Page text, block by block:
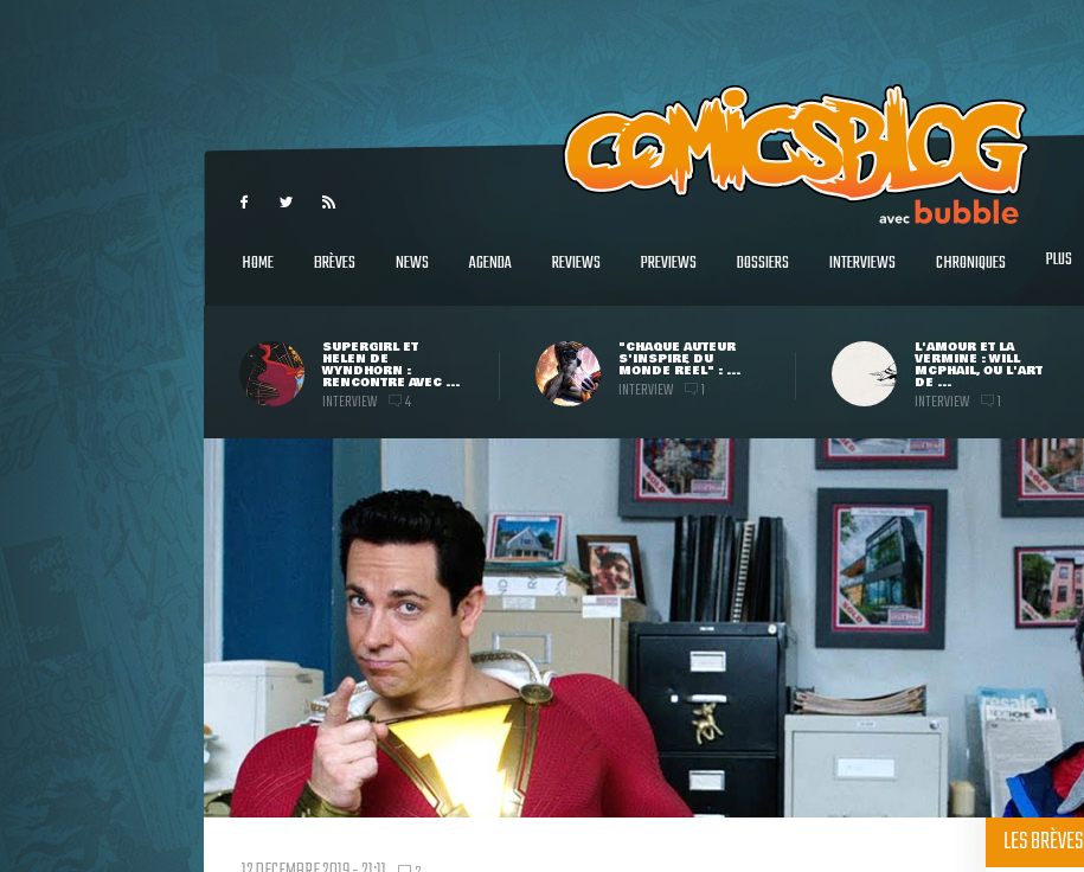
HOME BRÈVES NEWS AGENDA REVIEWS PREVIEWS DOSSIERS INTERVIEWS CHRONIQUES PLUS
SUPERGIRL ET
HELEN DE
WYNDHORN :
RENCONTRE AVEC ...
INTERVIEW 4
"CHAQUE AUTEUR
S'INSPIRE DU
MONDE RÉEL" : ...
INTERVIEW 1
L'AMOUR ET LA
VERMINE : WILL
MCPHAIL, OU L'ART
DE ...
INTERVIEW 1
LES BRÈVES